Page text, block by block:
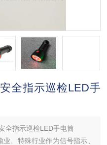
全指示巡检LED手
全指示巡检LED手电筒
、特殊行业作为信号指示、